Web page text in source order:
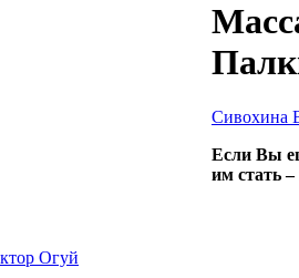
Сивохина
Если Вы
им стать